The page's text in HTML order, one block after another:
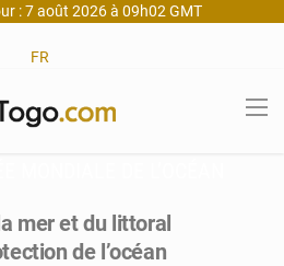
: 7 août 2026 à 09h02 GMT
FR
mer et du littoral
de l’océan